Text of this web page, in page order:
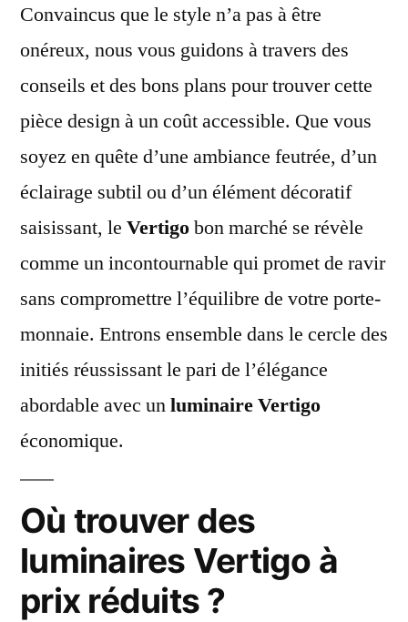
Convaincus que le style n’a pas à être
onéreux, nous vous guidons à travers des
conseils et des bons plans pour trouver cette
pièce design à un coût accessible. Que vous
soyez en quête d’une ambiance feutrée, d’un
éclairage subtil ou d’un élément décoratif
saisissant, le Vertigobon marché se révèle
comme un incontournable qui promet de ravir
sans compromettre l’équilibre de votre porte-
monnaie. Entrons ensemble dans le cercle des
initiés réussissant le pari de l’élégance
abordable avec unluminaire Vertigo
économique.
Où trouver des
luminaires Vertigo à
prix réduits ?